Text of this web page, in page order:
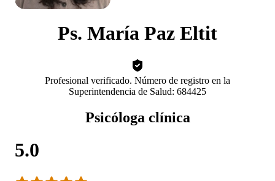
Ps. María Paz Eltit
Profesional verificado. Número de registro en la
Superintendencia de Salud: 684425
Psicóloga clínica
5.0